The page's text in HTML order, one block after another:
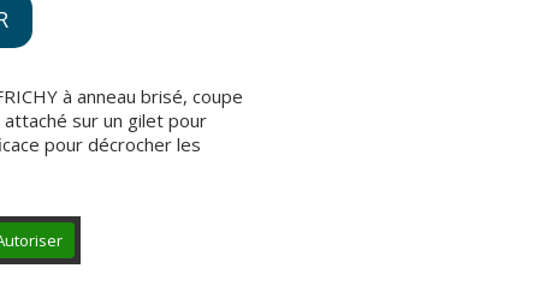
à anneau brisé, coupe
sur un gilet pour
pour décrocher les